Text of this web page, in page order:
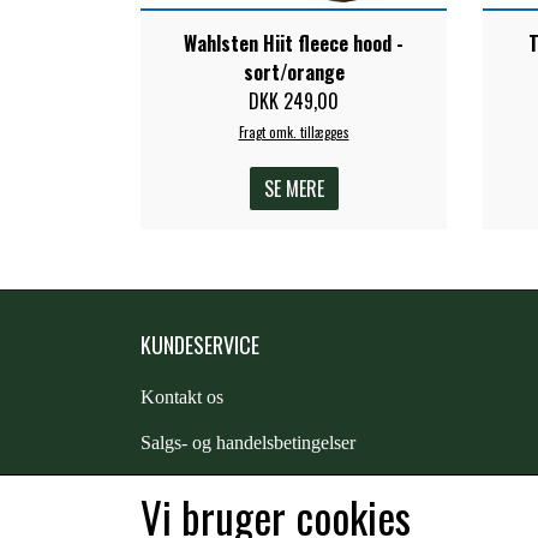
Wahlsten Hiit fleece hood -
sort/orange
DKK 249,00
Fragt omk. tillægges
SE MERE
KUNDESERVICE
Kontakt os
Salgs- og handelsbetingelser
Vi bruger cookies